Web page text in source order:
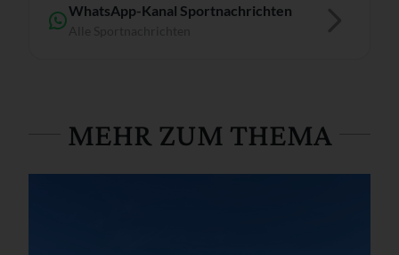
WhatsApp-Kanal Sportnachrichten
MEHR ZUM THEMA